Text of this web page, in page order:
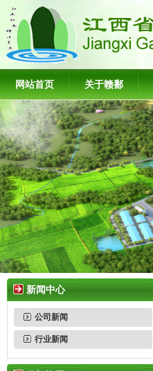
网站首页 关于赣鄱
新闻中心
公司新闻
行业新闻